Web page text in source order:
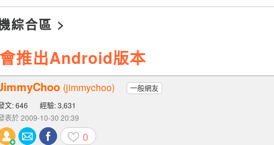
綜合區 >
推出Android版本
(jimmychoo)
一般網友
文: 646
經驗: 3,631
表於 2009-10-30 20:39
0